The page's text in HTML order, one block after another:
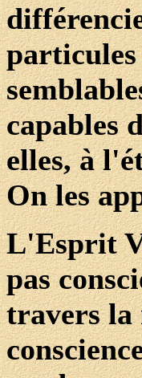
particules
capables
elles, à
On les
L'Esprit
pas
travers la